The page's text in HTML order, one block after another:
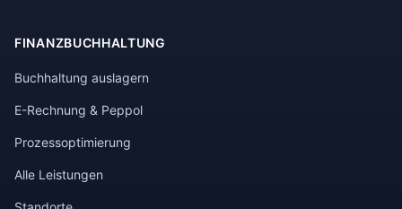
FINANZBUCHHALTUNG
Buchhaltung auslagern
E-Rechnung & Peppol
Prozessoptimierung
Alle Leistungen